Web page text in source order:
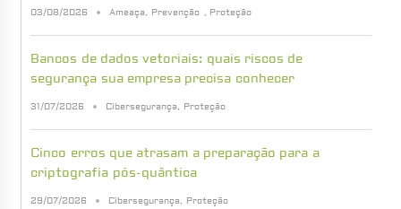
03/08/2026 Ameaça, Prevenção , Proteção
Bancos de dados vetoriais: quais riscos de
segurança sua empresa precisa conhecer
31/07/2026 Cibersegurança, Proteção
Cinco erros que atrasam a preparação para a
criptografia pós-quântica
29/07/2026 Cibersegurança, Proteção